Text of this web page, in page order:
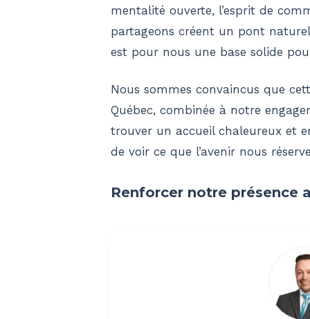
mentalité ouverte, l’esprit de
partageons créent un pont
est pour nous une base solide
Nous sommes convaincus que
Québec, combinée à notre
trouver un accueil chaleureux et
de voir ce que l’avenir nous
Renforcer notre présence